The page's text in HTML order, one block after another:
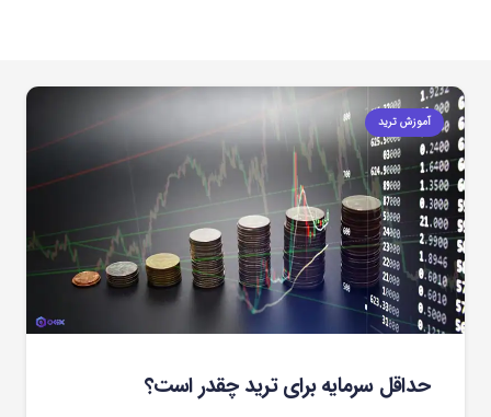
آموزش ترید
حداقل سرمایه برای ترید چقدر است؟